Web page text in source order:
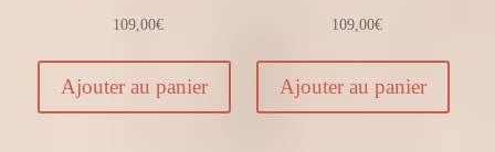
109,00€
Ajouter au panier
109,00€
Ajouter au panier